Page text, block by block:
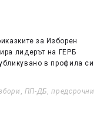
за Изборен
лидерът на ГЕРБ
в профила си
, ПП-ДБ,предсрочни